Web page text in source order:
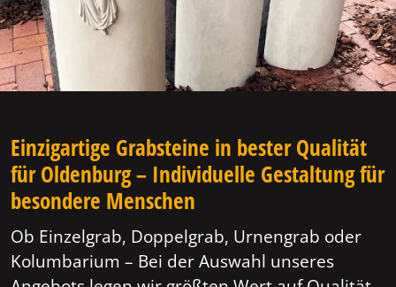
Einzigartige Grabsteine in bester Qualität
für Oldenburg – Individuelle Gestaltung für
besondere Menschen
Ob Einzelgrab, Doppelgrab, Urnengrab oder
Kolumbarium – Bei der Auswahl unseres